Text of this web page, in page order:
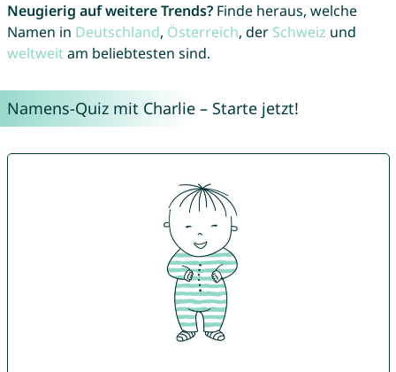
Neugierig auf weitere Trends?Finde heraus, welche
Namen in Deutschland, Österreich, der Schweiz und
weltweitam beliebtesten sind.
Namens-Quiz mit Charlie – Starte jetzt!